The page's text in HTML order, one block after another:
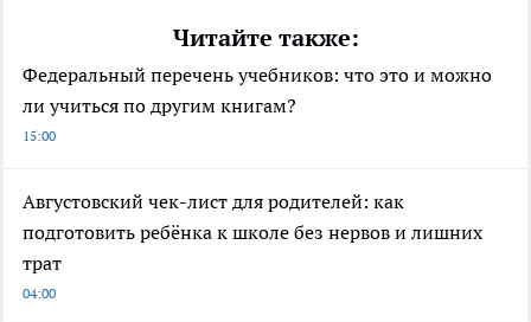
Читайте также:
Федеральный перечень учебников: что это и можно
ли учиться по другим книгам?
15:00
Августовский чек-лист для родителей: как
подготовить ребёнка к школе без нервов и лишних
трат
04:00